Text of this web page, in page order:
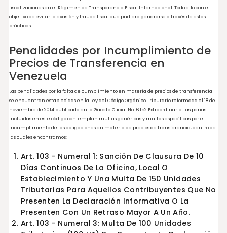
Gerencia de Estudios Económicos del Servicio Nacional Integrado de
Aduanera y Tributaria “SENIAT”.
los sectores de energía, consumo masivo y automotriz, a través de Operativos
enfocados en la revisión de deberes formales previsto en los artículos 166, 167 y 168
LISLR. En el año 2006 se llevó a cabo la primera fiscalización en materia de precios
transferencia a la empresa la cual dio como resultado un reparo de $17,000,000
fiscalizaciones, además en el presente año también se han llevado a cabo
objetivo de evitar la evasión y fraude fiscal que pudiera generarse a través de
prácticas.
Penalidades por Incumplimiento
Precios de Transferencia en
Venezuela
Las penalidades por la falta de cumplimiento en materia de precios de
se encuentran establecidas en la Ley del Código Orgánico Tributario reformada el
noviembre de 2014 publicada en la Gaceta Oficial No. 6.152 Extraordinario. Las
incluidas en este código contemplan multas genéricas y multas específicas por el